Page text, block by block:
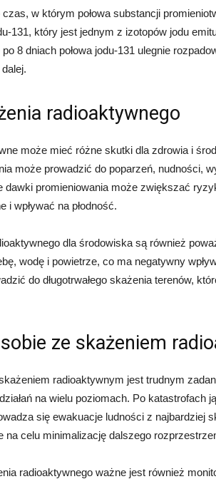
czas, w którym połowa substancji
131, który jest jednym z izotopów jodu
8 dniach połowa jodu-131 ulegnie
radioaktywnego
może mieć różne skutki dla zdrowia i
może prowadzić do poparzeń, nudności,
dawki promieniowania może zwiększać
i wpływać na płodność.
dla środowiska są również
wodę i powietrze, co ma negatywny
do długotrwałego skażenia terenów,
ze skażeniem
radioaktywnym jest trudnym
na wielu poziomach. Po katastrofach
się ewakuacje ludności z najbardziej
na celu minimalizację dalszego
radioaktywnego ważne jest również